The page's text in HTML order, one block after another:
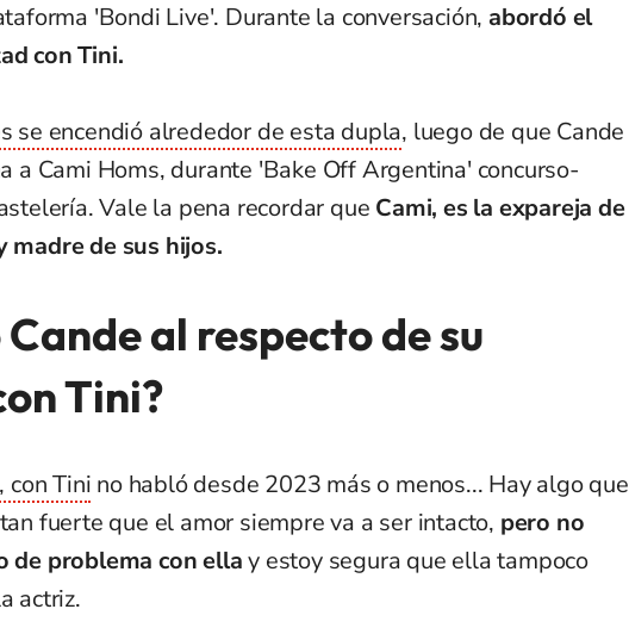
'Bondi Live'. Durante la conversación, abordó el
con Tini.
se encendió alrededor de esta dupla, luego de que Cande
a Cami Homs, durante 'Bake Off Argentina' concurso-
Vale la pena recordar que Cami, es la expareja de
madre de sus hijos.
al respecto de su
Tini?
con Tini no habló desde 2023 más o menos... Hay algo que
fuerte que el amor siempre va a ser intacto, pero no
de problema con ellay estoy segura que ella tampoco
actriz.